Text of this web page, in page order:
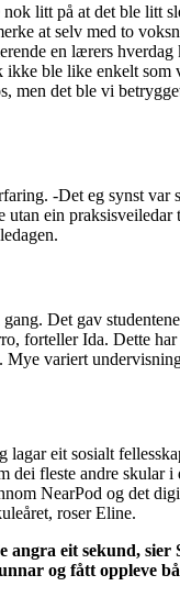
litt på at det ble litt
at selv med to
en lærers
ble like enkelt som
men det ble vi
-Det eg synst
ein
Det gav
forteller Ida. Dette
Mye variert
eit sosialt
fleste andre skular
NearPod og det
roser Eline.
angra eit sekund,
og fått oppleve